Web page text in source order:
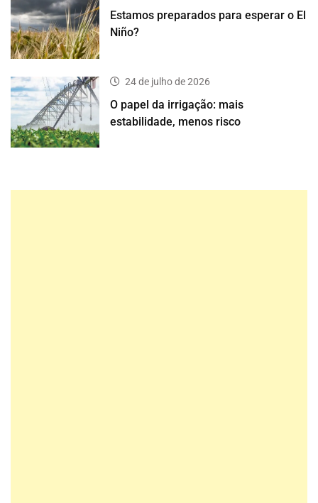
Estamos preparados para esperar o El
Niño?
24 de julho de 2026
O papel da irrigação: mais
estabilidade, menos risco